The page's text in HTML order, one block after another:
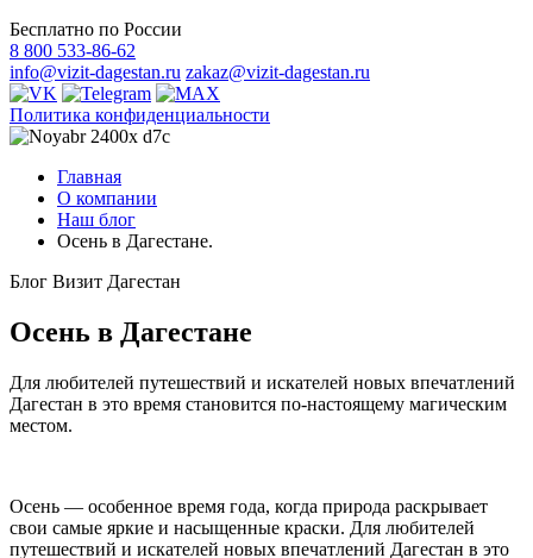
Бесплатно по России
8 800 533-86-62
info@vizit-dagestan.ru zakaz@vizit-dagestan.ru
Политика конфиденциальности
Главная
О компании
Наш блог
Осень в Дагестане.
Блог Визит Дагестан
Осень в Дагестане
Для любителей путешествий и искателей новых впечатлений
Дагестан в это время становится по-настоящему магическим
местом.
Осень — особенное время года, когда природа раскрывает
свои самые яркие и насыщенные краски. Для любителей
путешествий и искателей новых впечатлений Дагестан в это